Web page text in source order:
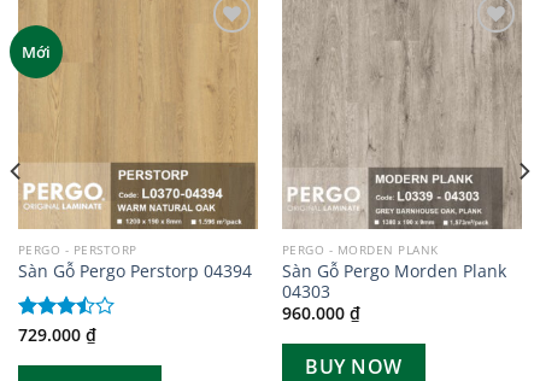
Mới
wishlist
PERGO - PERSTORP
Sàn Gỗ Pergo Perstorp 04394
Được
hạng
729.000 ₫
Add to
wishlist
PERGO - MORDEN PLANK
Sàn Gỗ Pergo Morden Plank
04303
960.000 ₫
BUY NOW